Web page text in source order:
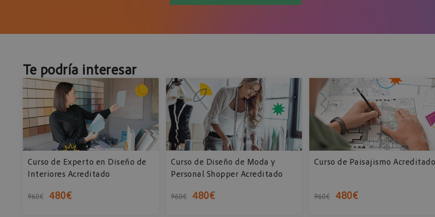
Te podría interesar
Curso de Experto en Diseño de
Interiores Acreditado
960€ 480€
Curso de Diseño de Moda y
Personal Shopper Acreditado
960€ 480€
Curso de Paisajismo Acreditado
960€ 480€